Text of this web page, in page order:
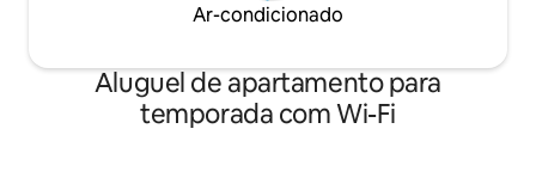
Ar-condicionado
Aluguel de apartamento para
temporada com Wi-Fi